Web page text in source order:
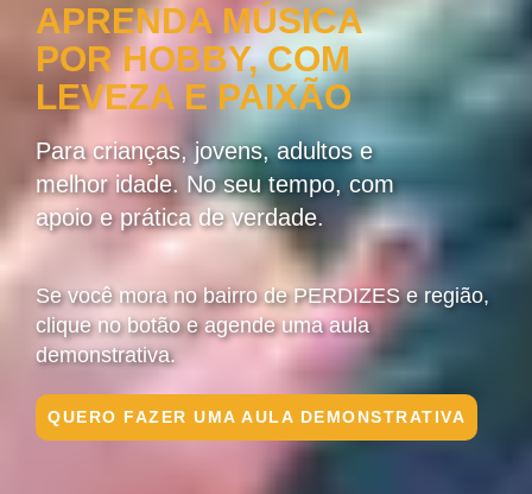
APRENDA MÚSICA
POR HOBBY, COM
LEVEZA E PAIXÃO
Para crianças, jovens, adultos e
melhor idade. No seu tempo, com
apoio e prática de verdade.
Se você mora no bairro de PERDIZES e região,
clique no botão e agende uma aula
demonstrativa.
QUERO FAZER UMA AULA DEMONSTRATIVA